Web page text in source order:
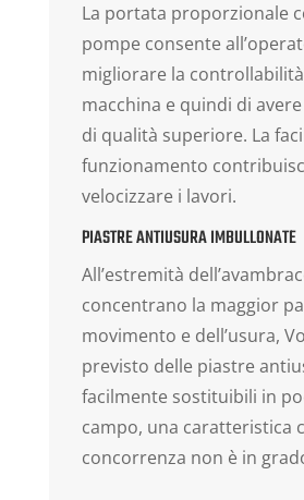
La portata proporzionale
pompe consente
migliorare la
macchina e quindi di
di qualità superiore. La
funzionamento
velocizzare i lavori.
PIASTRE ANTIUSURA IMBULLONATE
All’estremità
concentrano la maggior
movimento e dell’usura,
previsto delle piastre
facilmente sostituibili in
campo, una caratteristica
concorrenza non è in